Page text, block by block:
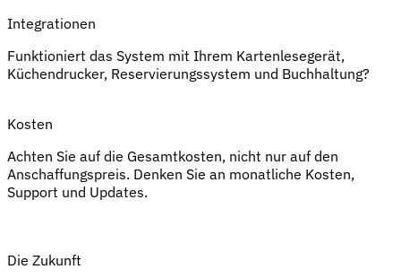
Integrationen
Funktioniert das System mit Ihrem Kartenlesegerät,
Küchendrucker, Reservierungssystem und Buchhaltung?
Kosten
Achten Sie auf die Gesamtkosten, nicht nur auf den
Anschaffungspreis. Denken Sie an monatliche Kosten,
Support und Updates.
Die Zukunft